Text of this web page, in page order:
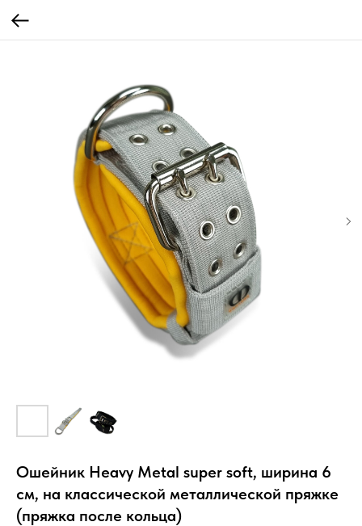
Ошейник Heavy Metal super soft, ширина 6
см, на классической металлической пряжке
(пряжка после кольца)